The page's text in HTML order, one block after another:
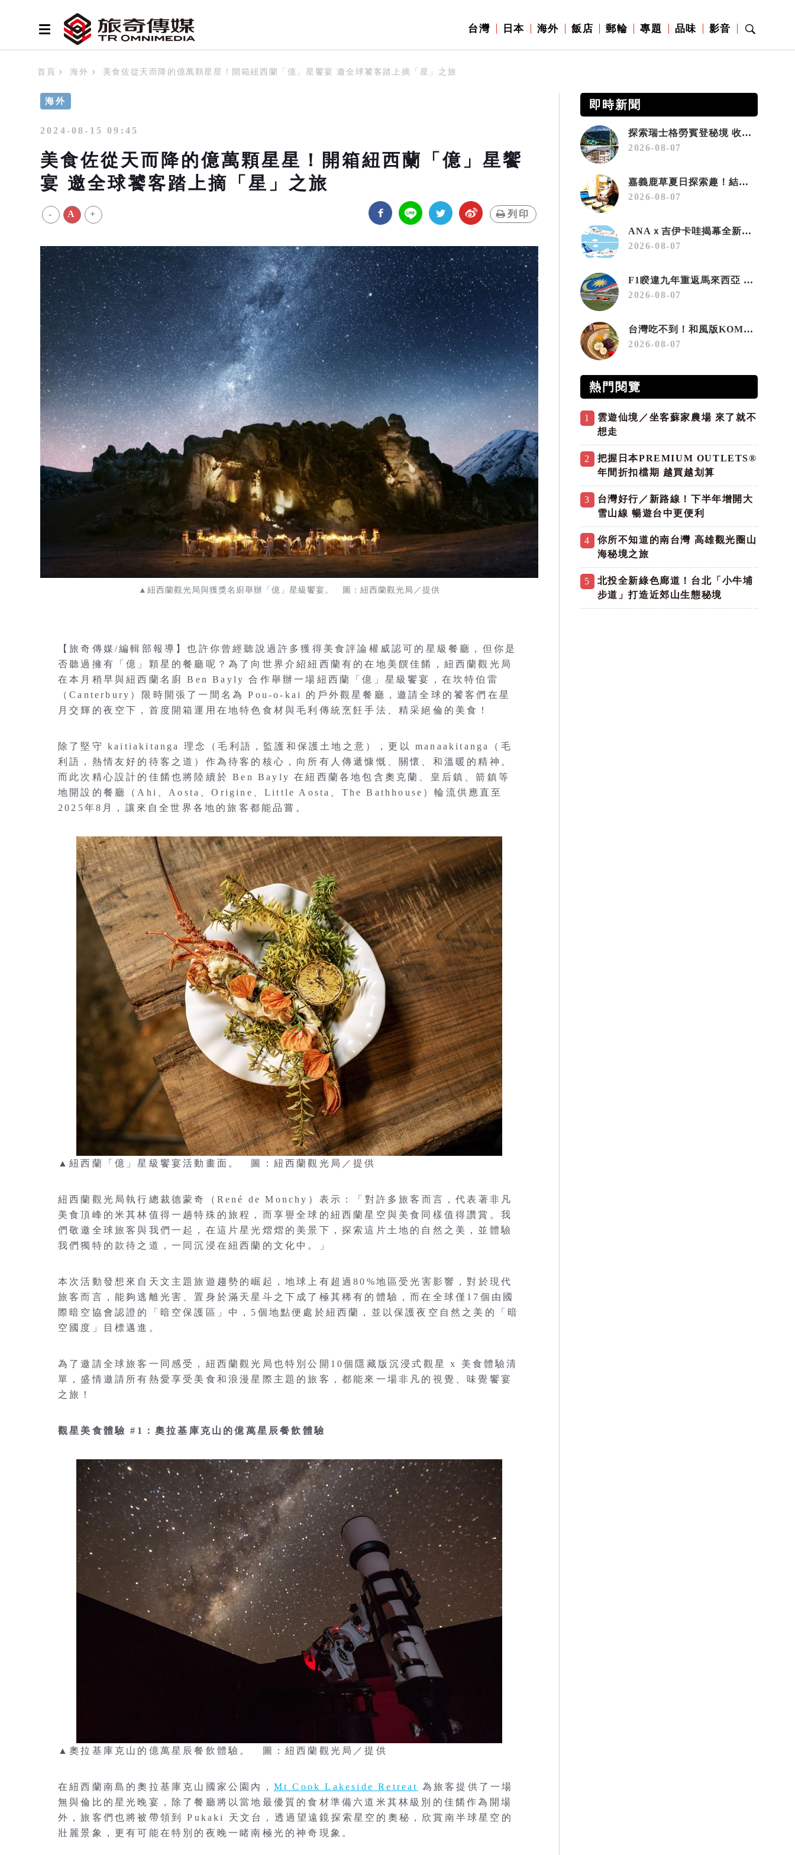
台灣 日本 海外 飯店 郵輪 專題 品味 影音
首頁 海外 美食佐從天而降的億萬顆星星！開箱紐西蘭「億」星饗宴 邀全球饕客踏上摘「星」之旅
海外
2024-08-15 09:45
美食佐從天而降的億萬顆星星！開箱紐西蘭「億」星饗
宴 邀全球饕客踏上摘「星」之旅
- A + 列印
▲紐西蘭觀光局與獲獎名廚舉辦「億」星級饗宴。 圖：紐西蘭觀光局／提供
【旅奇傳媒/編輯部報導】也許你曾經聽說過許多獲得美食評論權威認可的星級餐廳，但你是
否聽過擁有「億」顆星的餐廳呢？為了向世界介紹紐西蘭有的在地美饌佳餚，紐西蘭觀光局
在本月稍早與紐西蘭名廚 Ben Bayly 合作舉辦一場紐西蘭「億」星級饗宴，在坎特伯雷
（Canterbury）限時開張了一間名為 Pou-o-kai 的戶外觀星餐廳，邀請全球的饕客們在星
月交輝的夜空下，首度開箱運用在地特色食材與毛利傳統烹飪手法、精采絕倫的美食！
除了堅守 kaitiakitanga 理念（毛利語，監護和保護土地之意），更以 manaakitanga（毛
利語，熱情友好的待客之道）作為待客的核心，向所有人傳遞慷慨、關懷、和溫暖的精神。
而此次精心設計的佳餚也將陸續於 Ben Bayly 在紐西蘭各地包含奧克蘭、皇后鎮、箭鎮等
地開設的餐廳（Ahi、Aosta、Origine、Little Aosta、The Bathhouse）輪流供應直至
2025年8月，讓來自全世界各地的旅客都能品嘗。
▲紐西蘭「億」星級饗宴活動畫面。 圖：紐西蘭觀光局／提供
紐西蘭觀光局執行總裁德蒙奇（René de Monchy）表示：「對許多旅客而言，代表著非凡
美食頂峰的米其林值得一趟特殊的旅程，而享譽全球的紐西蘭星空與美食同樣值得讚賞。我
們敬邀全球旅客與我們一起，在這片星光熠熠的美景下，探索這片土地的自然之美，並體驗
我們獨特的款待之道，一同沉浸在紐西蘭的文化中。」
本次活動發想來自天文主題旅遊趨勢的崛起，地球上有超過80%地區受光害影響，對於現代
旅客而言，能夠逃離光害、置身於滿天星斗之下成了極其稀有的體驗，而在全球僅17個由國
際暗空協會認證的「暗空保護區」中，5個地點便處於紐西蘭，並以保護夜空自然之美的「暗
空國度」目標邁進。
為了邀請全球旅客一同感受，紐西蘭觀光局也特別公開10個隱藏版沉浸式觀星 x 美食體驗清
單，盛情邀請所有熱愛享受美食和浪漫星際主題的旅客，都能來一場非凡的視覺、味覺饗宴
之旅！
觀星美食體驗 #1：奧拉基庫克山的億萬星辰餐飲體驗
▲奧拉基庫克山的億萬星辰餐飲體驗。 圖：紐西蘭觀光局／提供
在紐西蘭南島的奧拉基庫克山國家公園內， Mt Cook Lakeside Retreat
為旅客提供了一場
無與倫比的星光晚宴，除了餐廳將以當地最優質的食材準備六道米其林級別的佳餚作為開場
外，旅客們也將被帶領到 Pukaki 天文台，透過望遠鏡探索星空的奧秘，欣賞南半球星空的
壯麗景象，更有可能在特別的夜晚一睹南極光的神奇現象。
即時新聞
探索瑞士格勞賓登秘境 收藏六種阿爾卑斯夏日療癒之旅
2026-08-07
嘉義鹿草夏日探索趣！結合科學、農場與自然的親子小旅行
2026-08-07
ANAｘ吉伊卡哇揭幕全新彩繪機「Chiikawa JET」
2026-08-07
F1睽違九年重返馬來西亞 三大國際賽事打造10月運動旅遊熱潮 賽車、自行車、路跑同週登場
2026-08-07
台灣吃不到！和風版KOMEDA咖啡讓你吃遍名古屋在地美食
2026-08-07
熱門閱覽
1
雲遊仙境／坐客蘇家農場 來了就不
想走
2
把握日本PREMIUM OUTLETS®
年間折扣檔期 越買越划算
3
台灣好行／新路線！下半年增開大
雪山線 暢遊台中更便利
4
你所不知道的南台灣 高雄觀光圈山
海秘境之旅
5
北投全新綠色廊道！台北「小牛埔
步道」打造近郊山生態秘境